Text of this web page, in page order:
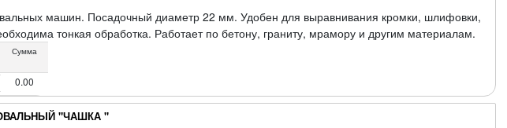
машин. Посадочный диаметр 22 мм. Удобен для выравнивания кромки, шлифовки,
тонкая обработка. Работает по бетону, граниту, мрамору и другим материалам.
Сумма
0.00
"ЧАШКА "